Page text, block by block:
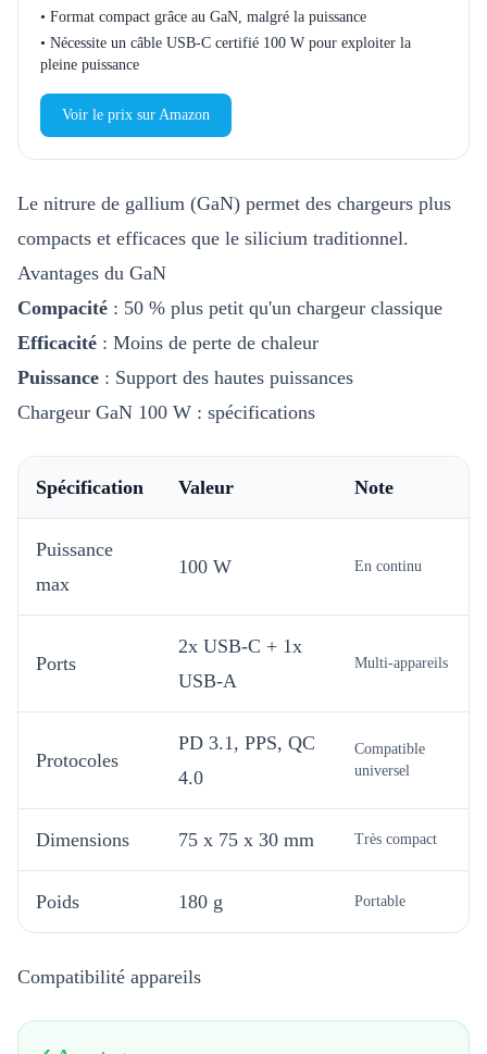
• Format compact grâce au GaN, malgré la puissance
• Nécessite un câble USB-C certifié 100 W pour exploiter la
pleine puissance
Voir le prix sur Amazon
Le nitrure de gallium (GaN) permet des chargeurs plus
compacts et efficaces que le silicium traditionnel.
Avantages du GaN
Compacité : 50 % plus petit qu'un chargeur classique
Efficacité : Moins de perte de chaleur
Puissance : Support des hautes puissances
Chargeur GaN 100 W : spécifications
Spécification Valeur Note
Puissance
max
100 W En continu
Ports
2x USB-C + 1x
USB-A
Multi-appareils
Protocoles
PD 3.1, PPS, QC
4.0
Compatible
universel
Dimensions 75 x 75 x 30 mm Très compact
Poids 180 g Portable
Compatibilité appareils